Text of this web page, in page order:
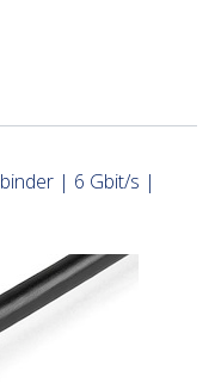
| 6 Gbit/s |